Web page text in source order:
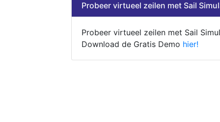
Probeer virtueel zeilen met Sail
Probeer virtueel zeilen met Sail
Download de Gratis Demo hier!